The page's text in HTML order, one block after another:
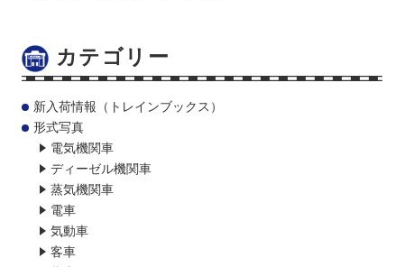
カテゴリー
新入荷情報（トレインブックス）
形式写真
電気機関車
ディーゼル機関車
蒸気機関車
電車
気動車
客車